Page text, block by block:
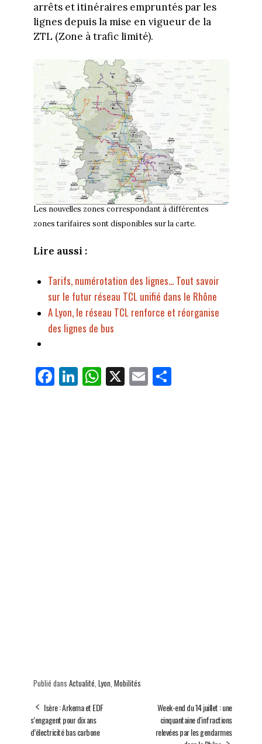
arrêts et itinéraires empruntés par les
lignes depuis la mise en vigueur de la
ZTL (Zone à trafic limité).
Les nouvelles zones correspondant à différentes
zones tarifaires sont disponibles sur la carte.
Lire aussi :
Tarifs, numérotation des lignes... Tout savoir
sur le futur réseau TCL unifié dans le Rhône
A Lyon, le réseau TCL renforce et réorganise
des lignes de bus
Fa
ce
Li
nk
W
ha
X E
m
Pa
rt
Publié dans Actualité Lyon Mobilités
Isère : Arkema et EDF
s’engagent pour dix ans
d’électricité bas carbone
Week-end du 14 juillet : une
cinquantaine d'infractions
relevées par les gendarmes